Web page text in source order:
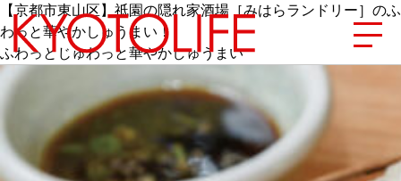
エリアから探す
地図から探す
【京都市東山区】祇園の隠れ家酒場［みはらランドリー］のふ
わっと華やかしゅうまい！
ふわっとじゅわっと華やかしゅうまい